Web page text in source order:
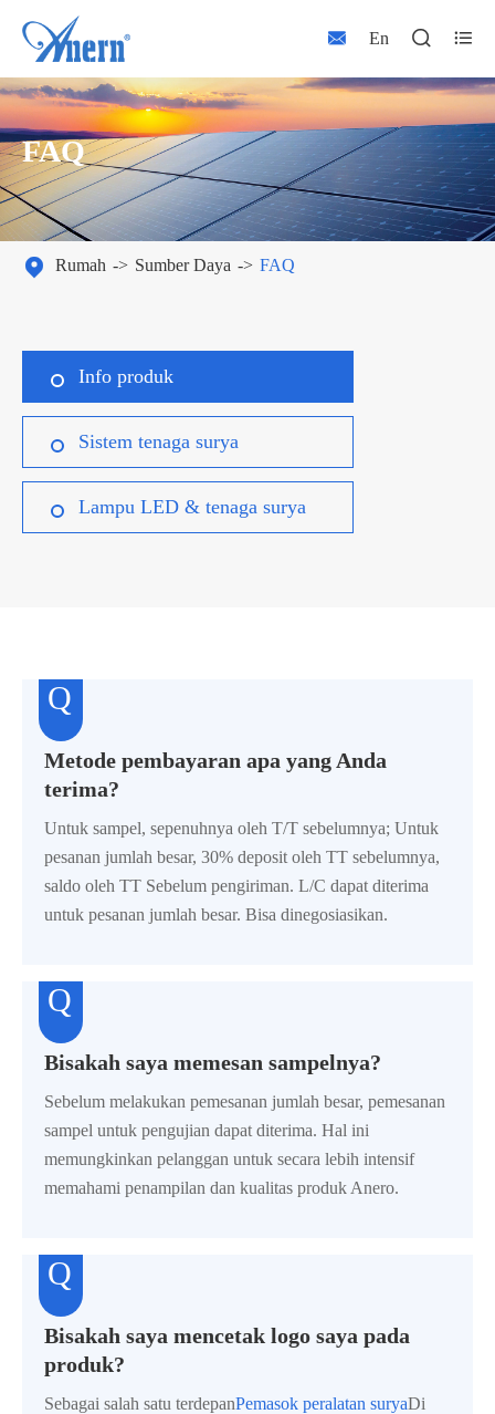
 En  
FAQ
 Rumah Sumber Daya FAQ
Info produk
Sistem tenaga surya
Lampu LED & tenaga surya
Metode pembayaran apa yang Anda
terima?
Untuk sampel, sepenuhnya oleh T/T sebelumnya; Untuk
pesanan jumlah besar, 30% deposit oleh TT sebelumnya,
saldo oleh TT Sebelum pengiriman. L/C dapat diterima
untuk pesanan jumlah besar. Bisa dinegosiasikan.
Bisakah saya memesan sampelnya?
Sebelum melakukan pemesanan jumlah besar, pemesanan
sampel untuk pengujian dapat diterima. Hal ini
memungkinkan pelanggan untuk secara lebih intensif
memahami penampilan dan kualitas produk Anero.
Bisakah saya mencetak logo saya pada
produk?
Sebagai salah satu terdepanPemasok peralatan suryaDi